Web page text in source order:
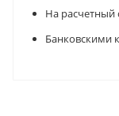
На расчетный
Банковскими